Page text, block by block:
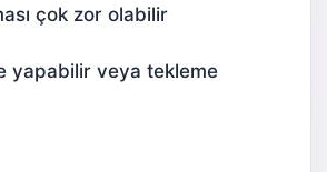
çok zor olabilir
yapabilir veya tekleme